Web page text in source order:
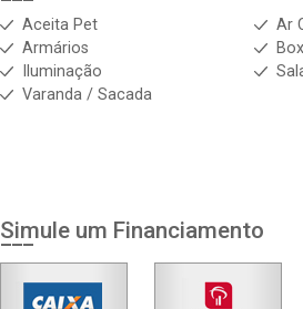
Aceita Pet Ar
Armários
Iluminação
Varanda / Sacada
Simule um Financiamento